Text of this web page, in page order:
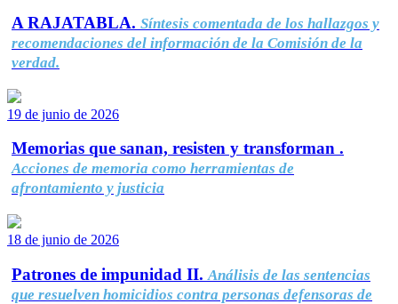
A RAJATABLA. Síntesis comentada de los hallazgos y
recomendaciones del información de la Comisión de la
verdad.
19 de junio de 2026
Memorias que sanan, resisten y transforman .
Acciones de memoria como herramientas de
afrontamiento y justicia
18 de junio de 2026
Patrones de impunidad II. Análisis de las sentencias
que resuelven homicidios contra personas defensoras de